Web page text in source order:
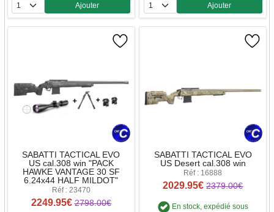
Quantité
Ajouter
Quantité
Ajouter
SABATTI TACTICAL EVO
US cal.308 win "PACK
HAWKE VANTAGE 30 SF
6.24x44 HALF MILDOT"
Réf : 23470
2249.95€ 2798.00€
SABATTI TACTICAL EVO
US Desert cal.308 win
Réf : 16888
2029.95€ 2379.00€
En stock, expédié sous